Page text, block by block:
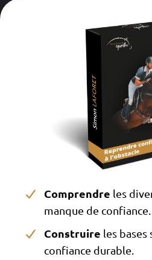
Comprendre les
manque de confiance.
Construire les bases
confiance durable.